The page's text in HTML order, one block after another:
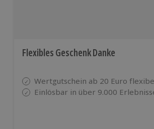
Flexibles Geschenk Danke
Wertgutschein ab 20 Euro
Einlösbar in über 9.000